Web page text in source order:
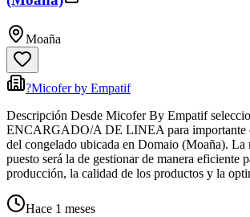
Moaña
?Micofer by Empatif
Descripción Desde Micofer By Empatif
ENCARGADO/A DE LINEA para importante
del congelado ubicada en Domaio (Moaña).
puesto será la de gestionar de manera eficiente
producción, la calidad de los productos y la
Hace 1 meses